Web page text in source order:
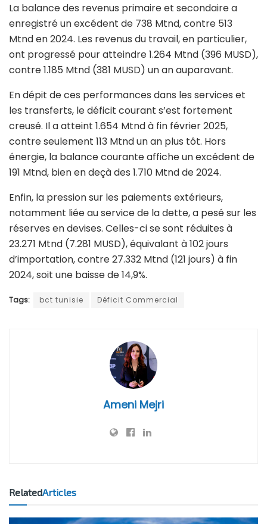
La balance des revenus primaire et secondaire a
enregistré un excédent de 738 Mtnd, contre 513
Mtnd en 2024. Les revenus du travail, en particulier,
ont progressé pour atteindre 1.264 Mtnd (396 MUSD),
contre 1.185 Mtnd (381 MUSD) un an auparavant.
En dépit de ces performances dans les services et
les transferts, le déficit courant s’est fortement
creusé. Il a atteint 1.654 Mtnd à fin février 2025,
contre seulement 113 Mtnd un an plus tôt. Hors
énergie, la balance courante affiche un excédent de
191 Mtnd, bien en deçà des 1.710 Mtnd de 2024.
Enfin, la pression sur les paiements extérieurs,
notamment liée au service de la dette, a pesé sur les
réserves en devises. Celles-ci se sont réduites à
23.271 Mtnd (7.281 MUSD), équivalant à 102 jours
d’importation, contre 27.332 Mtnd (121 jours) à fin
2024, soit une baisse de 14,9%.
Tags: bct tunisie Déficit Commercial
Ameni Mejri
RelatedArticles